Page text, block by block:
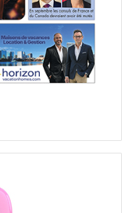
ont été amenées
L’industrie du
sur le sujet, il
il y avait, la
proches des